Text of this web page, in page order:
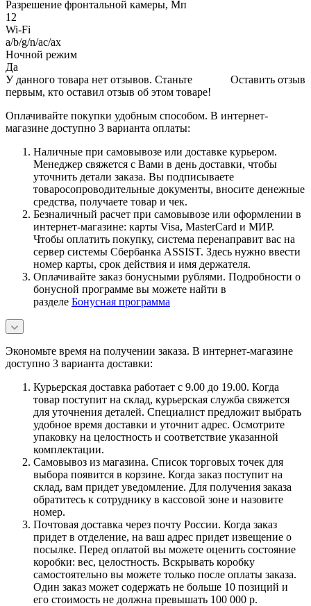
Разрешение фронтальной камеры, Мп
12
Wi-Fi
a/b/g/n/ac/ax
Ночной режим
Да
Оставить отзыв
У данного товара нет отзывов. Станьте
первым, кто оставил отзыв об этом товаре!
Оплачивайте покупки удобным способом. В интернет-
магазине доступно 3 варианта оплаты:
Наличные при самовывозе или доставке курьером.
Менеджер свяжется с Вами в день доставки, чтобы
уточнить детали заказа. Вы подписываете
товаросопроводительные документы, вносите денежные
средства, получаете товар и чек.
Безналичный расчет при самовывозе или оформлении в
интернет-магазине: карты Visa, MasterCard и МИР.
Чтобы оплатить покупку, система перенаправит вас на
сервер системы Сбербанка ASSIST. Здесь нужно ввести
номер карты, срок действия и имя держателя.
Оплачивайте заказ бонусными рублями. Подробности о
бонусной программе вы можете найти в
разделе Бонусная программа
Экономьте время на получении заказа. В интернет-магазине
доступно 3 варианта доставки:
Курьерская доставка работает с 9.00 до 19.00. Когда
товар поступит на склад, курьерская служба свяжется
для уточнения деталей. Специалист предложит выбрать
удобное время доставки и уточнит адрес. Осмотрите
упаковку на целостность и соответствие указанной
комплектации.
Самовывоз из магазина. Список торговых точек для
выбора появится в корзине. Когда заказ поступит на
склад, вам придет уведомление. Для получения заказа
обратитесь к сотруднику в кассовой зоне и назовите
номер.
Почтовая доставка через почту России. Когда заказ
придет в отделение, на ваш адрес придет извещение о
посылке. Перед оплатой вы можете оценить состояние
коробки: вес, целостность. Вскрывать коробку
самостоятельно вы можете только после оплаты заказа.
Один заказ может содержать не больше 10 позиций и
его стоимость не должна превышать 100 000 р.